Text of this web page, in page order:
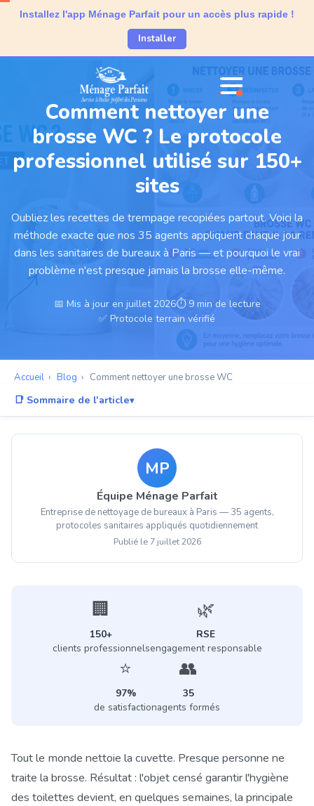
Installez l'app Ménage Parfait pour un accès plus rapide !
Installer
Comment nettoyer une
brosse WC ? Le protocole
professionnel utilisé sur 150+
sites
Oubliez les recettes de trempage recopiées partout. Voici la
méthode exacte que nos 35 agents appliquent chaque jour
dans les sanitaires de bureaux à Paris — et pourquoi le vrai
problème n'est presque jamais la brosse elle-même.
📅 Mis à jour en juillet 2026⏱ 9 min de lecture
✅ Protocole terrain vérifié
Accueil › Blog › Comment nettoyer une brosse WC
📑 Sommaire de l'article
L'erreur n°1 qui ruine tout
Le vrai coupable : le support
Vinaigre, Javel, pastilles : le verdict
Silicone ou poils classiques ?
Quand remplacer plutôt que nettoyer
Tableau récapitulatif
MP
Équipe Ménage Parfait
Entreprise de nettoyage de bureaux à Paris — 35 agents,
protocoles sanitaires appliqués quotidiennement
Publié le 7 juillet 2026
🏢
150+
clients professionnels
🌿
RSE
engagement responsable
⭐
97%
de satisfaction
👥
35
agents formés
Tout le monde nettoie la cuvette. Presque personne ne
traite la brosse. Résultat : l'objet censé garantir l'hygiène
des toilettes devient, en quelques semaines, la principale